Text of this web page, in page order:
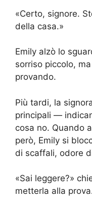
«Certo, signore.
della casa.»
Emily alzò lo
sorriso piccolo,
provando.
Più tardi, la
principali —
cosa no. Quando
però, Emily si
di scaffali, odore
«Sai leggere?»
metterla alla